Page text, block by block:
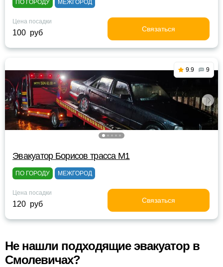
ПО ГОРОДУ МЕЖГОРОД
Цена посадки
100 руб Связаться
9.9 9
Эвакуатор Борисов трасса М1
ПО ГОРОДУ МЕЖГОРОД
Цена посадки
120 руб Связаться
Не нашли подходящие эвакуатор в
Смолевичах?